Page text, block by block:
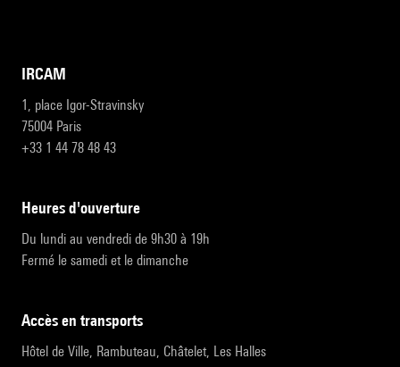
IRCAM
1, place Igor-Stravinsky
75004 Paris
+33 1 44 78 48 43
heures d'ouverture
Du lundi au vendredi de 9h30 à 19h
Fermé le samedi et le dimanche
accès en transports
Hôtel de Ville, Rambuteau, Châtelet, Les Halles